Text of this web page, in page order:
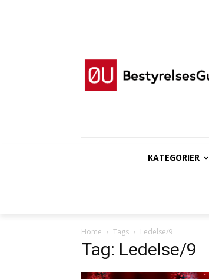
KATEGORIER
Home Tags Ledelse/9
Tag: Ledelse/9